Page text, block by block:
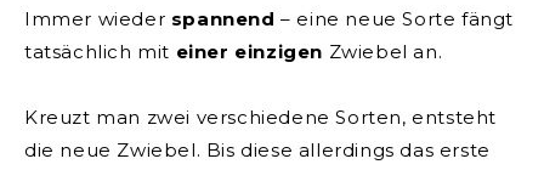
Immer wieder spannend – eine neue Sorte fängt
tatsächlich mit einer einzigen Zwiebel an.
Kreuzt man zwei verschiedene Sorten, entsteht
die neue Zwiebel. Bis diese allerdings das erste